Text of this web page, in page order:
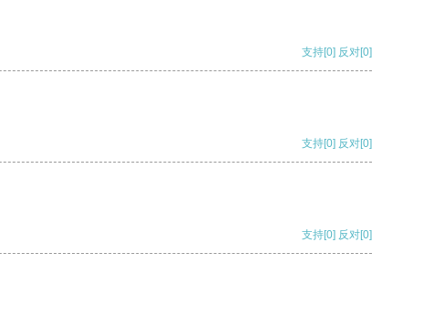
支持[0] 反对[0]
支持[0] 反对[0]
支持[0] 反对[0]